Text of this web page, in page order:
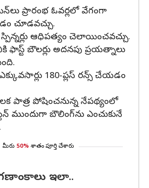
ప్రారంభ ఓవర్లలో వేగంగా
చూడవచ్చు.
ఆధిపత్యం చెలాయించవచ్చు.
ఫాస్ట్ బౌలర్లు అదనపు ప్రయత్నాలు
180-ప్లస్ రన్స్ చేయడం
పాత్ర పోషించనున్న నేపథ్యంలో
ముందుగా బౌలింగ్‌ను ఎంచుకునే
మీరు 50% శాతం పూర్తి చేశారు
ఇలా..